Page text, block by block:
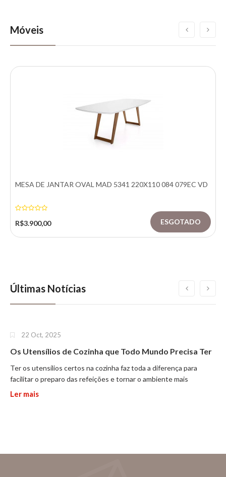
Móveis
MESA DE JANTAR OVAL MAD 5341 220X110 084 079EC VD
R$3.900,00
Últimas Notícias
22 Oct, 2025
Os Utensílios de Cozinha que Todo Mundo Precisa Ter
Ter os utensílios certos na cozinha faz toda a diferença para
facilitar o preparo das refeições e tornar o ambiente mais
organizado e agradável. Com os itens adequados, cozinhar se
Ler mais